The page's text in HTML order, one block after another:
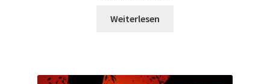
Weiterlesen